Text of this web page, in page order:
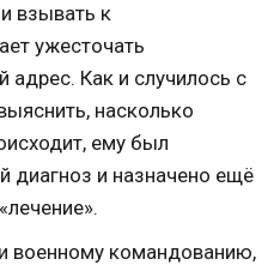
взывать к
ужесточать
адрес. Как и случилось с
насколько
ему был
диагноз и назначено ещё
военному командованию,